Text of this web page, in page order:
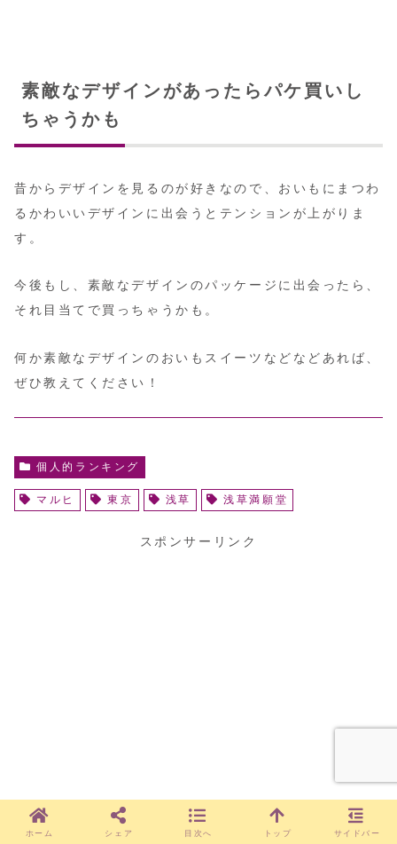
素敵なデザインがあったらパケ買いし
ちゃうかも
昔からデザインを見るのが好きなので、おいもにまつわ
るかわいいデザインに出会うとテンションが上がりま
す。
今後もし、素敵なデザインのパッケージに出会ったら、
それ目当てで買っちゃうかも。
何か素敵なデザインのおいもスイーツなどなどあれば、
ぜひ教えてください！
個人的ランキング
マルヒ 東京 浅草 浅草満願堂
スポンサーリンク
ホーム シェア 目次へ トップ サイドバー